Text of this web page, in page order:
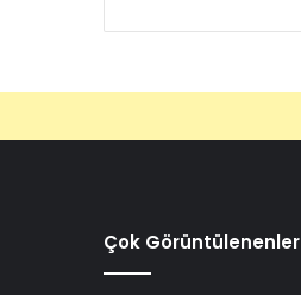
Çok Görüntülenenler